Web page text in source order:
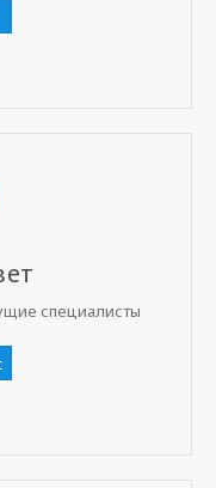
специалисты